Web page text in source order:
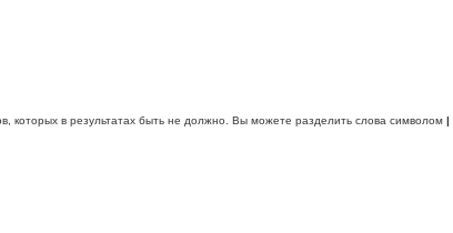
которых в результатах быть не должно. Вы можете разделить слова символом |